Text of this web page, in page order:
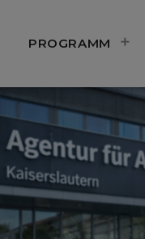
PROGRAMM